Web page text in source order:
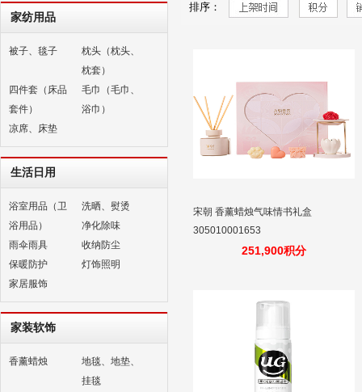
家纺用品
被子、毯子
枕头（枕头、
枕套）
四件套（床品
套件）
毛巾（毛巾、
浴巾）
凉席、床垫
生活日用
浴室用品（卫
浴用品）
洗晒、熨烫
净化除味
雨伞雨具
收纳防尘
保暖防护
灯饰照明
家居服饰
家装软饰
香薰蜡烛
地毯、地垫、
挂毯
排序：
宋朝 香薰蜡烛气味情书礼盒
305010001653
251,900积分